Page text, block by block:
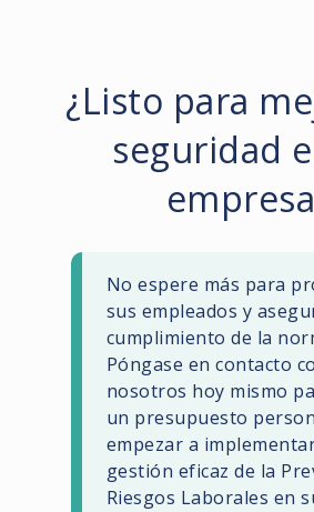
¿Listo para
seguridad
No espere más para
sus empleados y
cumplimiento de la
Póngase en contacto
nosotros hoy mismo
un presupuesto
empezar a
gestión eficaz de la
Riesgos Laborales en